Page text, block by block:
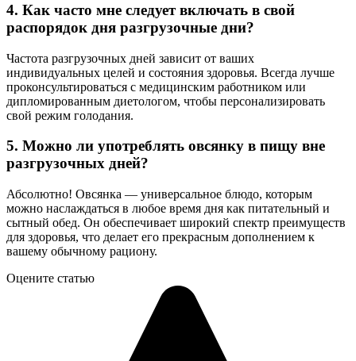
4. Как часто мне следует включать в свой
распорядок дня разгрузочные дни?
Частота разгрузочных дней зависит от ваших
индивидуальных целей и состояния здоровья. Всегда лучше
проконсультироваться с медицинским работником или
дипломированным диетологом, чтобы персонализировать
свой режим голодания.
5. Можно ли употреблять овсянку в пищу вне
разгрузочных дней?
Абсолютно! Овсянка — универсальное блюдо, которым
можно наслаждаться в любое время дня как питательный и
сытный обед. Он обеспечивает широкий спектр преимуществ
для здоровья, что делает его прекрасным дополнением к
вашему обычному рациону.
Оцените статью